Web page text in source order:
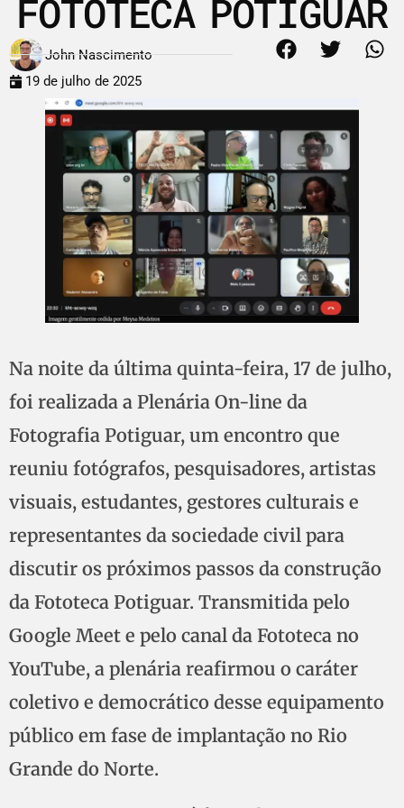
FOTOTECA POTIGUAR
John Nascimento
19 de julho de 2025
Na noite da última quinta-feira, 17 de julho,
foi realizada a Plenária On-line da
Fotografia Potiguar, um encontro que
reuniu fotógrafos, pesquisadores, artistas
visuais, estudantes, gestores culturais e
representantes da sociedade civil para
discutir os próximos passos da construção
da Fototeca Potiguar. Transmitida pelo
Google Meet e pelo canal da Fototeca no
YouTube, a plenária reafirmou o caráter
coletivo e democrático desse equipamento
público em fase de implantação no Rio
Grande do Norte.